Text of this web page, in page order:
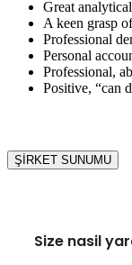
Great
A keen grasp
Professional
Personal
Professional,
Positive, “can
ŞİRKET SUNUMU
Size nasil